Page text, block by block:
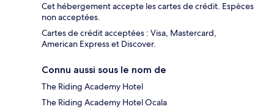
Cet hébergement accepte les cartes de crédit. Espèces
non acceptées.
Cartes de crédit acceptées : Visa, Mastercard,
American Express et Discover.
Connu aussi sous le nom de
The Riding Academy Hotel
The Riding Academy Hotel Ocala